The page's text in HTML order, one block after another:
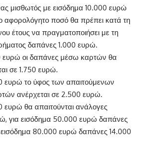
μισθωτός με εισόδημα 10.000 ευρώ
αφορολόγητο ποσό θα πρέπει κατά τη
έτους να πραγματοποιήσει με τη
δαπάνες 1.000 ευρώ.
ευρώ οι δαπάνες μέσω καρτών θα
σε 1.750 ευρώ.
ευρώ το ύφος των απαιτούμενων
ανέρχεται σε 2.500 ευρώ.
ευρώ θα απαιτούνται ανάλογες
για εισόδημα 50.000 ευρώ δαπάνες
80.000 ευρώ δαπάνες 14.000